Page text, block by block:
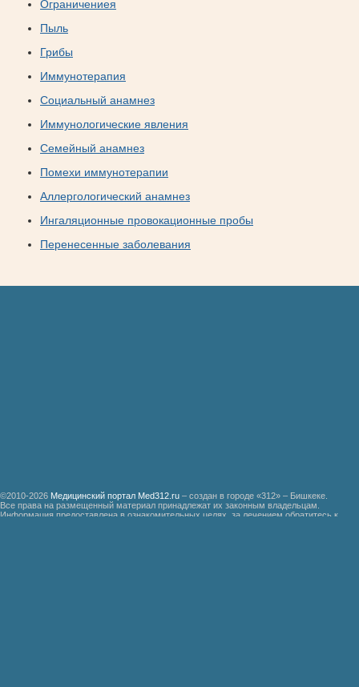
Ограничениея
Пыль
Грибы
Иммунотерапия
Социальный анамнез
Иммунологические явления
Семейный анамнез
Помехи иммунотерапии
Аллергологический анамнез
Ингаляционные провокационные пробы
Перенесенные заболевания
©2010-2026 Медицинский портал Med312.ru – создан в городе «312» – Бишкеке.
Все права на размещенный материал принадлежат их законным владельцам.
Информация предоставлена в ознакомительных целях, за лечением обратитесь к